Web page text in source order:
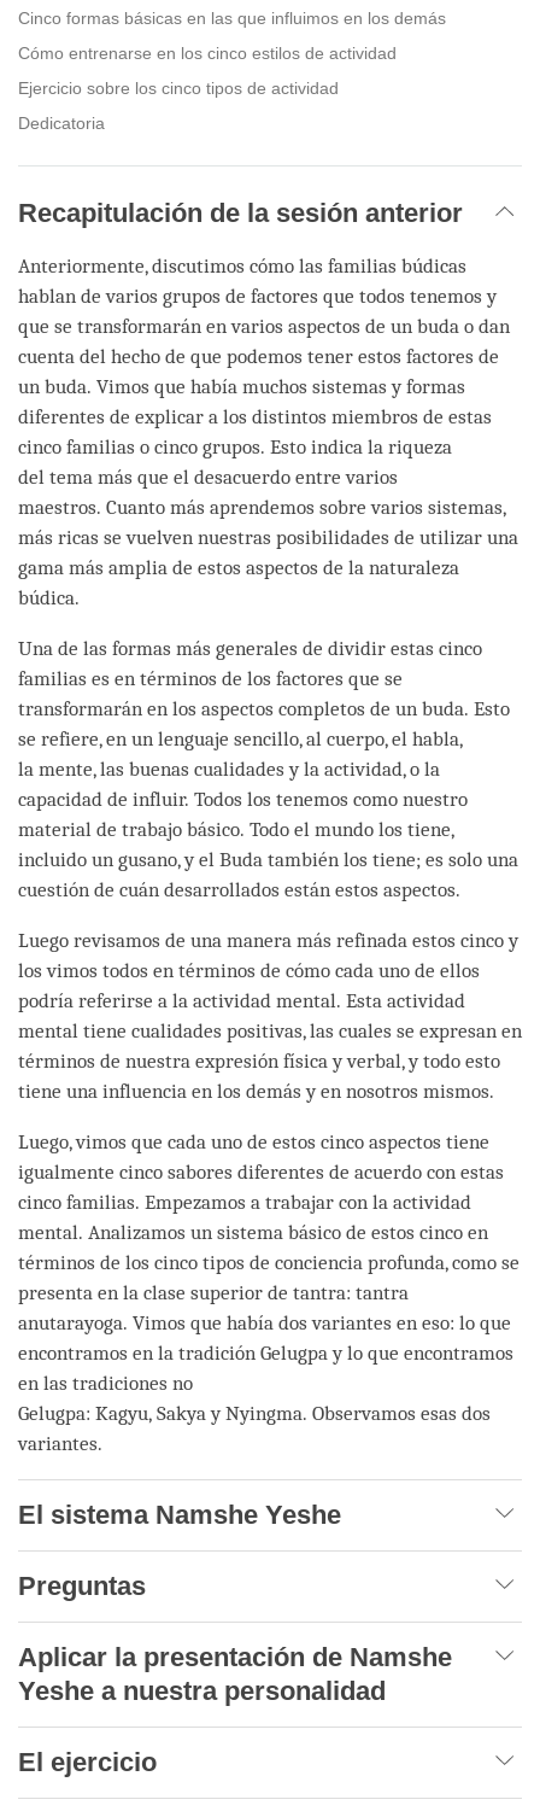
Cinco formas básicas en las que influimos en los demás
Cómo entrenarse en los cinco estilos de actividad
Ejercicio sobre los cinco tipos de actividad
Dedicatoria
Recapitulación de la sesión anterior
Anteriormente, discutimos cómo las familias búdicas
hablan de varios grupos de factores que todos tenemos y
que se transformarán en varios aspectos de un buda o dan
cuenta del hecho de que podemos tener estos factores de
un buda. Vimos que había muchos sistemas y formas
diferentes de explicar a los distintos miembros de estas
cinco familias o cinco grupos. Esto indica la riqueza
del tema más que el desacuerdo entre varios
maestros. Cuanto más aprendemos sobre varios sistemas,
más ricas se vuelven nuestras posibilidades de utilizar una
gama más amplia de estos aspectos de la naturaleza
búdica.
Una de las formas más generales de dividir estas cinco
familias es en términos de los factores que se
transformarán en los aspectos completos de un buda. Esto
se refiere, en un lenguaje sencillo, al cuerpo, el habla,
la mente, las buenas cualidades y la actividad, o la
capacidad de influir. Todos los tenemos como nuestro
material de trabajo básico. Todo el mundo los tiene,
incluido un gusano, y el Buda también los tiene; es solo una
cuestión de cuán desarrollados están estos aspectos.
Luego revisamos de una manera más refinada estos cinco y
los vimos todos en términos de cómo cada uno de ellos
podría referirse a la actividad mental. Esta actividad
mental tiene cualidades positivas, las cuales se expresan en
términos de nuestra expresión física y verbal, y todo esto
tiene una influencia en los demás y en nosotros mismos.
Luego, vimos que cada uno de estos cinco aspectos tiene
igualmente cinco sabores diferentes de acuerdo con estas
cinco familias. Empezamos a trabajar con la actividad
mental. Analizamos un sistema básico de estos cinco en
términos de los cinco tipos de conciencia profunda, como se
presenta en la clase superior de tantra: tantra
anutarayoga. Vimos que había dos variantes en eso: lo que
encontramos en la tradición Gelugpa y lo que encontramos
en las tradiciones no
Gelugpa: Kagyu, Sakya y Nyingma. Observamos esas dos
variantes.
El sistema Namshe Yeshe
Preguntas
Aplicar la presentación de Namshe
Yeshe a nuestra personalidad
El ejercicio